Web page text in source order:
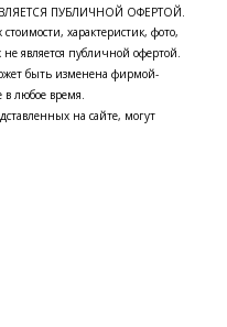
ПУБЛИЧНОЙ ОФЕРТОЙ.
характеристик, фото,
является публичной офертой.
быть изменена фирмой-
в любое время.
на сайте, могут